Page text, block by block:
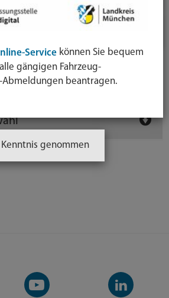
YouTube-
Kanal
LinkedIn-
Kanal
Service können Sie bequem
gängigen Fahrzeug-
Abmeldungen beantragen.
genommen